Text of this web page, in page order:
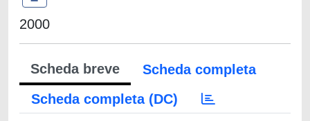
2000
Scheda breve
Scheda completa
Scheda completa (DC)